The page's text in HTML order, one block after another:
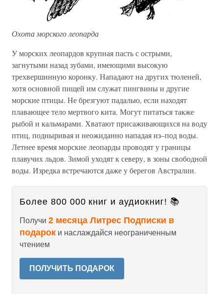
Охота морского леопарда
У морских леопардов крупная пасть с острыми,
загнутыми назад зубами, имеющими высокую
трехвершинную коронку. Нападают на других тюленей,
хотя основной пищей им служат пингвины и другие
морские птицы. Не брезгуют падалью, если находят
плавающее тело мертвого кита. Могут питаться также
рыбой и кальмарами. Хватают присаживающихся на воду
птиц, подныривая и неожиданно нападая из–под воды.
Летнее время морские леопарды проводят у границы
плавучих льдов. Зимой уходят к северу, в зоны свободной
воды. Изредка встречаются даже у берегов Австралии.
Более 800 000 книг и аудиокниг! 📚
Получи 2 месяца Литрес Подписки в
подарок и наслаждайся неограниченным
чтением
ПОЛУЧИТЬ ПОДАРОК